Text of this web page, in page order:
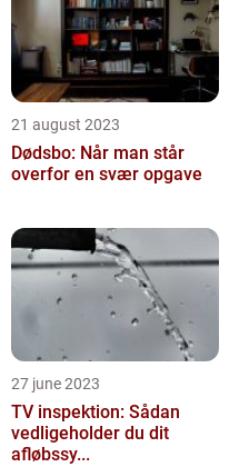
21 august 2023
Dødsbo: Når man står
overfor en svær opgave
27 june 2023
TV inspektion: Sådan
vedligeholder du dit
afløbssy...